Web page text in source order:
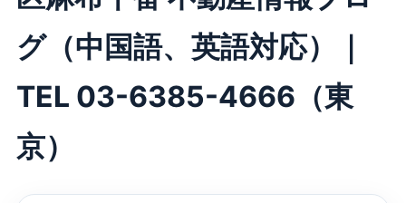
グ（中国語、英語対応）｜
TEL 03-6385-4666（東
京）